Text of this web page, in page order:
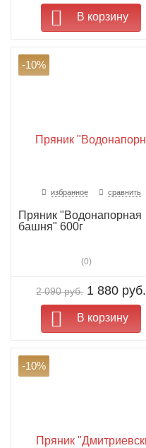
В корзину
-10%
избранное сравнить
Пряник "Водонапорная
башня" 600г
(0)
2 090 руб. 1 880 руб.
В корзину
-10%